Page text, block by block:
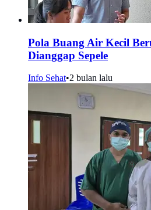
Pola Buang Air Kecil
Dianggap Sepele
Info Sehat•2 bulan lalu